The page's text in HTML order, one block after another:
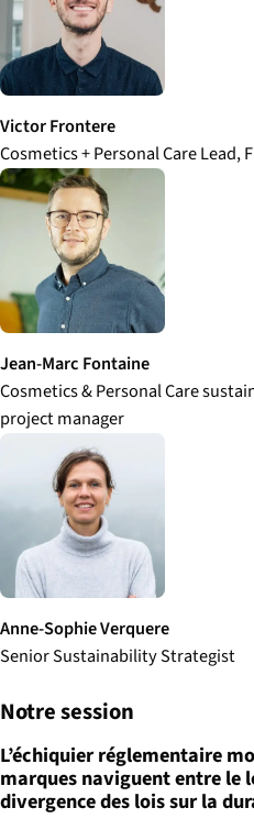
Victor Frontere
Cosmetics + Personal Care Lead,
Jean-Marc Fontaine
Cosmetics & Personal Care
project manager
Anne-Sophie Verquere
Senior Sustainability Strategist
Notre session
L’échiquier réglementaire
marques naviguent entre le
divergence des lois sur la